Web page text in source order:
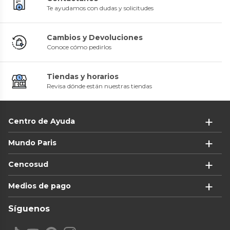
Te ayudamos con dudas y solicitudes
Cambios y Devoluciones
Conoce cómo pedirlos
Tiendas y horarios
Revisa dónde están nuestras tiendas
Centro de Ayuda
Mundo Paris
Cencosud
Medios de pago
Síguenos